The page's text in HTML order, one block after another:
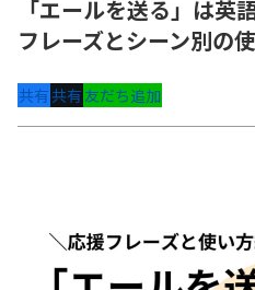
「エールを送る」は英
フレーズとシーン別の
共有共有友だち追加